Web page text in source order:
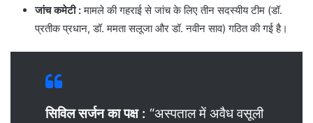
जांच कमेटी :मामले की गहराई से जांच के लिए तीन सदस्यीय टीम (डॉ.
प्रतीक प्रधान, डॉ. ममता सलूजा और डॉ. नवीन साव) गठित की गई है।
सिविल सर्जन का पक्ष : “अस्पताल में अवैध वसूली